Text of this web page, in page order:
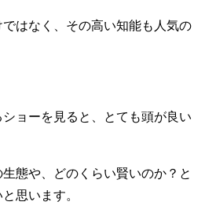
はなく、その高い知能も人気の
ョーを見ると、とても頭が良い
態や、どのくらい賢いのか？と
思います。